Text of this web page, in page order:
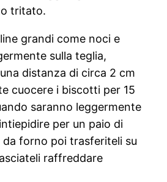
tritato.
grandi come noci e
sulla teglia,
distanza di circa 2 cm
cuocere i biscotti per 15
saranno leggermente
per un paio di
da forno poi trasferiteli su
raffreddare